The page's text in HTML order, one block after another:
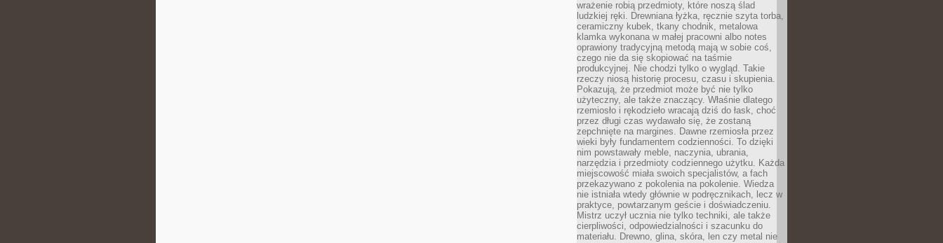
wrażenie robią przedmioty, które noszą ślad
ludzkiej ręki. Drewniana łyżka, ręcznie szyta torba,
ceramiczny kubek, tkany chodnik, metalowa
klamka wykonana w małej pracowni albo notes
oprawiony tradycyjną metodą mają w sobie coś,
czego nie da się skopiować na taśmie
produkcyjnej. Nie chodzi tylko o wygląd. Takie
rzeczy niosą historię procesu, czasu i skupienia.
Pokazują, że przedmiot może być nie tylko
użyteczny, ale także znaczący. Właśnie dlatego
rzemiosło i rękodzieło wracają dziś do łask, choć
przez długi czas wydawało się, że zostaną
zepchnięte na margines. Dawne rzemiosła przez
wieki były fundamentem codzienności. To dzięki
nim powstawały meble, naczynia, ubrania,
narzędzia i przedmioty codziennego użytku. Każda
miejscowość miała swoich specjalistów, a fach
przekazywano z pokolenia na pokolenie. Wiedza
nie istniała wtedy głównie w podręcznikach, lecz w
praktyce, powtarzanym geście i doświadczeniu.
Mistrz uczył ucznia nie tylko techniki, ale także
cierpliwości, odpowiedzialności i szacunku do
materiału. Drewno, glina, skóra, len czy metal nie